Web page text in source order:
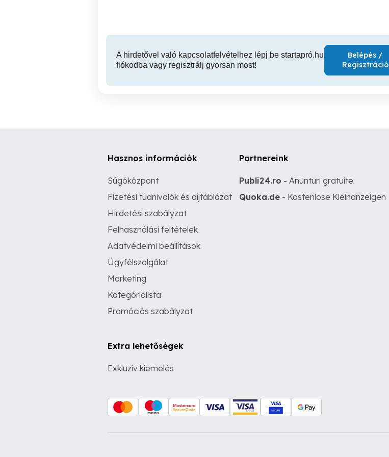
A hirdetővel való kapcsolatfelvételhez lépj be startapró.hu
fiókodba vagy regisztrálj gyorsan most!
Belépés /
Regisztráció
Hasznos információk
Súgóközpont
Fizetési tudnivalók és díjtáblázat
Hirdetési szabályzat
Felhasználási feltételek
Adatvédelmi beállítások
Ügyfélszolgálat
Marketing
Kategórialista
Promóciós szabályzat
Extra lehetőségek
Exkluzív kiemelés
Partnereink
Publi24.ro - Anunturi gratuite
Quoka.de - Kostenlose Kleinanzeigen